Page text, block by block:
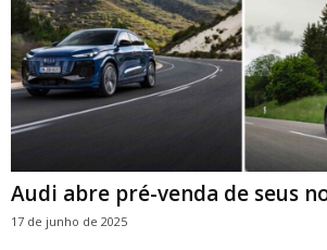
Audi abre pré-venda de seus
17 de junho de 2025